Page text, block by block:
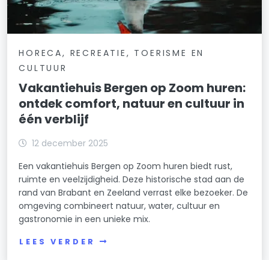
HORECA, RECREATIE, TOERISME EN
CULTUUR
Vakantiehuis Bergen op Zoom huren:
ontdek comfort, natuur en cultuur in
één verblijf
12 december 2025
Een vakantiehuis Bergen op Zoom huren biedt rust,
ruimte en veelzijdigheid. Deze historische stad aan de
rand van Brabant en Zeeland verrast elke bezoeker. De
omgeving combineert natuur, water, cultuur en
gastronomie in een unieke mix.
LEES VERDER